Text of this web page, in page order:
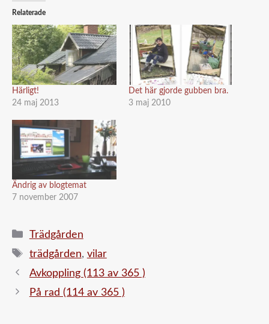
Relaterade
Härligt!
24 maj 2013
Det här gjorde gubben bra.
3 maj 2010
Ändrig av blogtemat
7 november 2007
Kategorier
Trädgården
Etiketter
trädgården, vilar
Avkoppling (113 av 365 )
På rad (114 av 365 )